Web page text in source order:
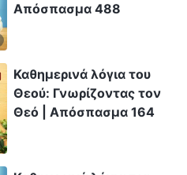
Απόσπασμα 488
Καθημερινά λόγια του
Θεού: Γνωρίζοντας τον
Θεό | Απόσπασμα 164